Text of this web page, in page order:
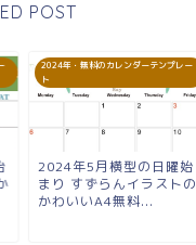
POST
2024年・無料のカレンダーテンプレー
ト
2024年5月横型の日曜始
まり すずらんイラストの
かわいいA4無料...